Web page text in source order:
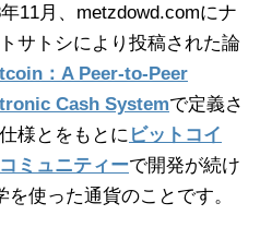
11月、metzdowd.comにナ
サトシにより投稿された論
：A Peer-to-Peer
Cash Systemで定義さ
様とをもとに ビットコイ
ミュニティーで開発が続け
使った通貨のことです。